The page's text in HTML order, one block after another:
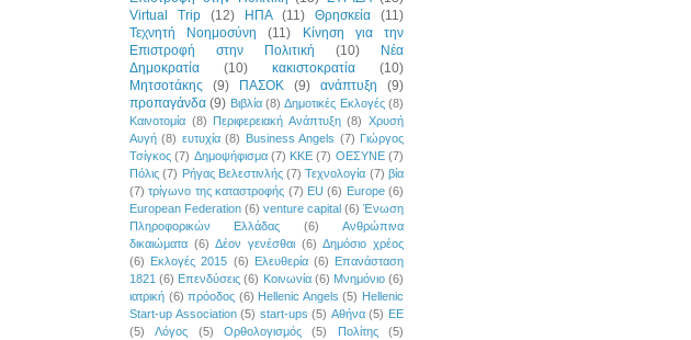
Virtual Trip
(12) ΗΠΑ (11) Θρησκεία
(11)
Τεχνητή Νοημοσύνη
(11)
Κίνηση για την
Επιστροφή στην Πολιτική
(10)
Νέα
Δημοκρατία
(10) κακιστοκρατία
(10)
Μητσοτάκης
(9) ΠΑΣΟΚ (9) ανάπτυξη
(9)
προπαγάνδα (9) Βιβλία (8) Δημοτικές Εκλογές (8)
Καινοτομία (8) Περιφερειακή Ανάπτυξη (8) Χρυσή
Αυγή (8) ευτυχία (8) Business Angels (7) Γιώργος
Τσίγκος (7) Δημοψήφισμα (7) ΚΚΕ (7) ΟΕΣΥΝΕ (7)
Πόλις (7) Ρήγας Βελεστινλής (7) Τεχνολογία (7) βία
(7) τρίγωνο της καταστροφής (7) EU (6) Europe (6)
European Federation (6) venture capital (6) Ένωση
Πληροφορικών Ελλάδας
(6)
Ανθρώπινα
δικαιώματα (6) Δέον γενέσθαι (6) Δημόσιο χρέος
(6) Εκλογές 2015 (6) Ελευθερία (6) Επανάσταση
1821 (6) Επενδύσεις (6) Κοινωνία (6) Μνημόνιο (6)
ιατρική (6) πρόοδος (6) Hellenic Angels (5) Hellenic
Start-up Association (5) start-ups (5) Αθήνα (5) ΕΕ
(5)
Λόγος (5) Ορθολογισμός (5) Πολίτης
(5)